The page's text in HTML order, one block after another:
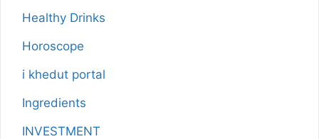
Healthy Drinks
Horoscope
i khedut portal
Ingredients
INVESTMENT